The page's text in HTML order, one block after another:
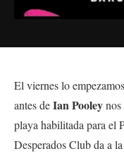
El viernes lo
antes deIan Pooley
playa habilitada para el
Desperados Club da a